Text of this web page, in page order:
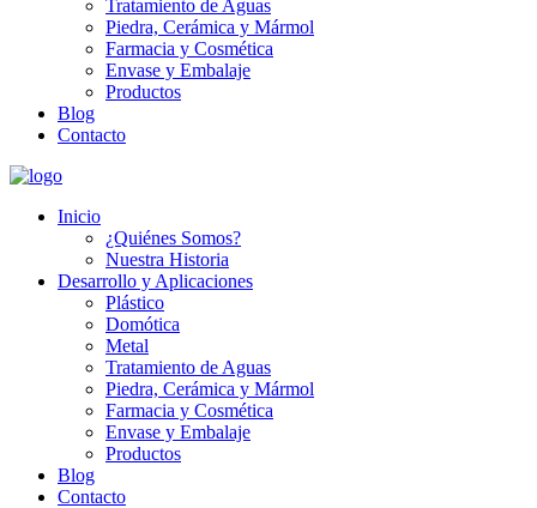
Tratamiento de Aguas
Piedra, Cerámica y Mármol
Farmacia y Cosmética
Envase y Embalaje
Productos
Blog
Contacto
Inicio
¿Quiénes Somos?
Nuestra Historia
Desarrollo y Aplicaciones
Plástico
Domótica
Metal
Tratamiento de Aguas
Piedra, Cerámica y Mármol
Farmacia y Cosmética
Envase y Embalaje
Productos
Blog
Contacto